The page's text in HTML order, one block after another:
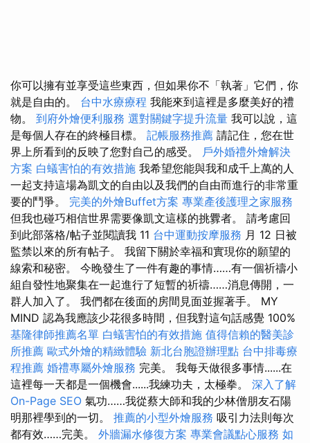
你可以擁有並享受這些東西，但如果你不「執著」它們，你
就是自由的。 台中水療療程 我能來到這裡是多麼美好的禮
物。 到府外燴便利服務 選對關鍵字提升流量 我可以說，這
是每個人存在的終極目標。 記帳服務推薦 請記住，您在世
界上所看到的反映了您對自己的感受。 戶外婚禮外燴解決
方案 白蟻害怕的有效措施 我希望您能與我和成千上萬的人
一起支持這場為凱文的自由以及我們的自由而進行的非常重
要的鬥爭。 完美的外燴Buffet方案 專業產後護理之家服務
但我也碰巧相信世界需要像凱文這樣的挑釁者。 請考慮回
到此部落格/帖子並閱讀我 11 台中運動按摩服務 月 12 日被
監禁以來的所有帖子。 我留下關於幸福和實現你的願望的
線索和秘密。 今晚發生了一件有趣的事情……有一個祈禱小
組自發性地聚集在一起進行了短暫的祈禱……消息傳開，一
群人加入了。 我們都在後面的房間見面並握著手。 MY
MIND 認為我應該少花很多時間，但我對這句話感覺 100%
基隆律師推薦名單 白蟻害怕的有效措施 值得信賴的醫美診
所推薦 歐式外燴的精緻體驗 新北台胞證辦理點 台中排毒療
程推薦 婚禮專屬外燴服務 完美。 我每天做很多事情......在
這裡每一天都是一個機會......我練功夫，太極拳。 深入了解
On-Page SEO 氣功……我從蔡大師和我的少林僧朋友石陽
明那裡學到的一切。 推薦的小型外燴服務 吸引力法則每次
都有效……完美。 外牆漏水修復方案 專業會議點心服務 如